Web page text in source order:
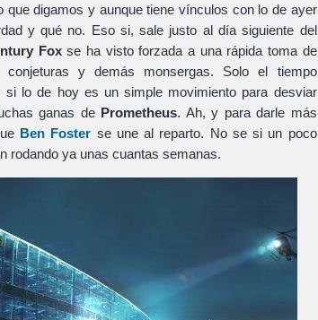
digamos y aunque tiene vínculos con lo de ayer
y qué no. Eso si, sale justo al día siguiente del
Foxse ha visto forzada a una rápida toma de
conjeturas y demás monsergas. Solo el tiempo
lo de hoy es un simple movimiento para desviar
ganas de Prometheus. Ah, y para darle más
Ben Foster se une al reparto. No se si un poco
rodando ya unas cuantas semanas.